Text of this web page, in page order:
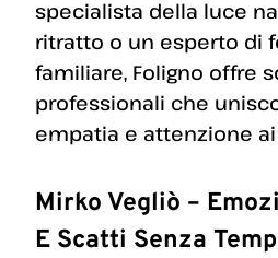
specialista della luce
ritratto o un esperto di
familiare, Foligno offre
professionali che
empatia e attenzione
Mirko Vegliò –
E Scatti Senza